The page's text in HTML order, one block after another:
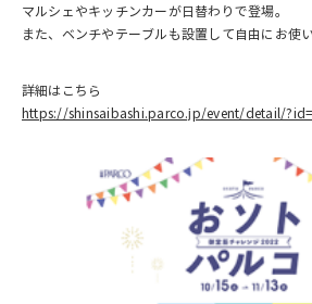
マルシェやキッチンカーが日替わりで登場。
また、ベンチやテーブルも設置して自由にお使
詳細はこちら
https://shinsaibashi.parco.jp/event/detail/